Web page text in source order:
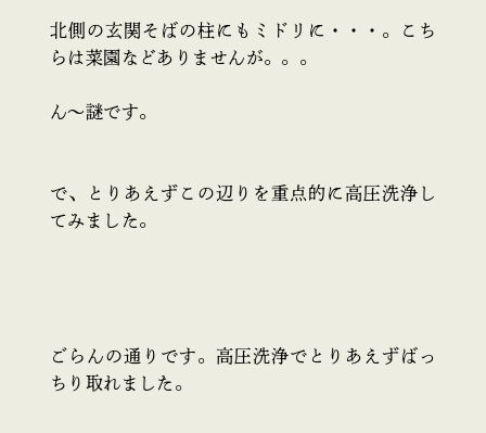
北側の玄関そばの柱にもミドリに・・・。こち
らは菜園などありませんが。。。
ん～謎です。
で、とりあえずこの辺りを重点的に高圧洗浄し
てみました。
ごらんの通りです。高圧洗浄でとりあえずばっ
ちり取れました。